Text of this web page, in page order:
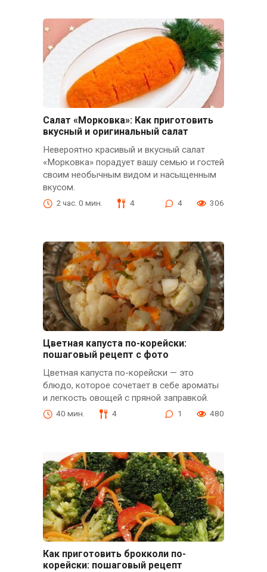
Салат «Морковка»: Как приготовить
вкусный и оригинальный салат
Невероятно красивый и вкусный салат
«Морковка» порадует вашу семью и гостей
своим необычным видом и насыщенным
вкусом.
2 час. 0 мин. 4 4 306
Цветная капуста по-корейски:
пошаговый рецепт с фото
Цветная капуста по-корейски — это
блюдо, которое сочетает в себе ароматы
и легкость овощей с пряной заправкой.
40 мин. 4 1 480
Как приготовить брокколи по-
корейски: пошаговый рецепт